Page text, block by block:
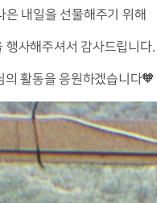
은 내일을 선물해주기 위해
행사해주셔서 감사드립니다.
의 활동을 응원하겠습니다🧡